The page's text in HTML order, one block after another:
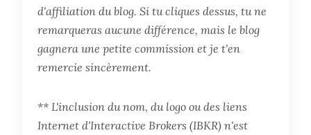
d'affiliation du blog. Si tu cliques dessus, tu ne
remarqueras aucune différence, mais le blog
gagnera une petite commission et je t'en
remercie sincèrement.
** L'inclusion du nom, du logo ou des liens
Internet d'Interactive Brokers (IBKR) n'est